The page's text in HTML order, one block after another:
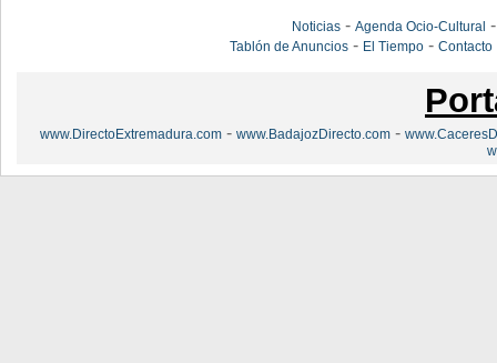
Noticias -Agenda Ocio-Cultural
Tablón de Anuncios - El Tiempo -Contacto
www.DirectoExtremadura.com - www.BadajozDirecto.com -